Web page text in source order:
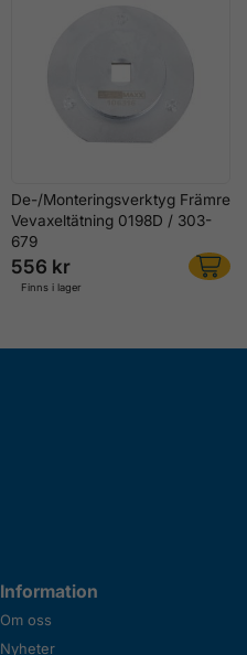
De-/Monteringsverktyg Främre
Vevaxeltätning 0198D / 303-
679
556 kr
Finns i lager
Information
Om oss
Nyheter